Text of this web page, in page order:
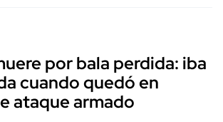
por bala perdida: iba
cuando quedó en
ataque armado